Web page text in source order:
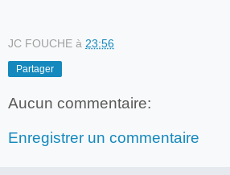
JC FOUCHE à 23:56
Partager
Aucun commentaire:
Enregistrer un commentaire